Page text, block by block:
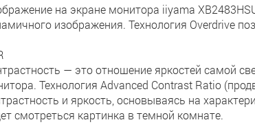
на экране монитора iiyama
изображения. Технология Overdrive
― это отношение яркостей самой
Технология Advanced Contrast Ratio
и яркость, основываясь на
смотреться картинка в темной комнате.